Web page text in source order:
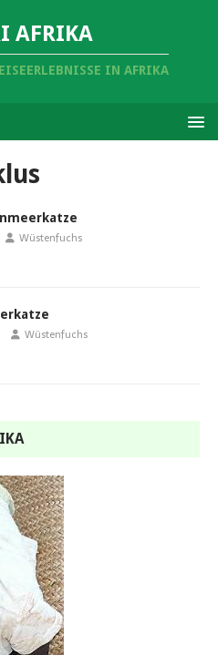
AFRIKA
IN AFRIKA
Wüstenfuchs
Wüstenfuchs